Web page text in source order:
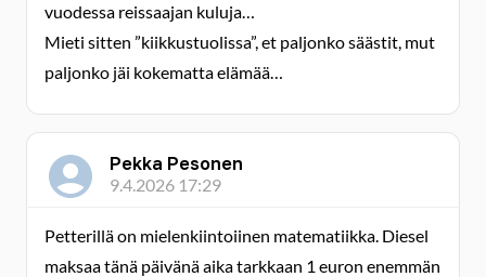
vuodessa reissaajan kuluja…
Mieti sitten ”kiikkustuolissa”, et paljonko säästit, mut
paljonko jäi kokematta elämää…
Pekka Pesonen
9.4.2026 17:29
Petterillä on mielenkiintoiinen matematiikka. Diesel
maksaa tänä päivänä aika tarkkaan 1 euron enemmän